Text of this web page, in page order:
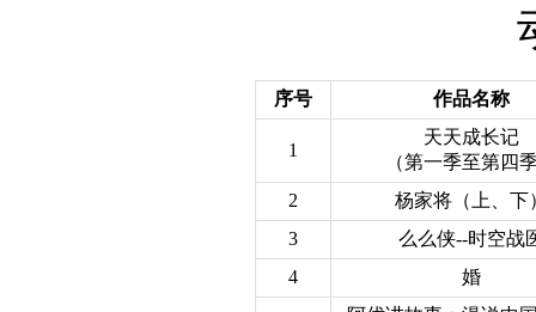
序号 作品名称
1
天天成长记
（第一季至第四
2
杨家将（上、下
3
么么侠--时空战
4
婚